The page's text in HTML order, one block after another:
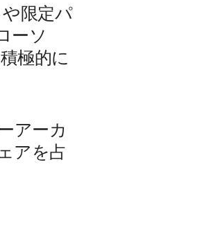
限定パ
ーソ
極的に
アーカ
アを占